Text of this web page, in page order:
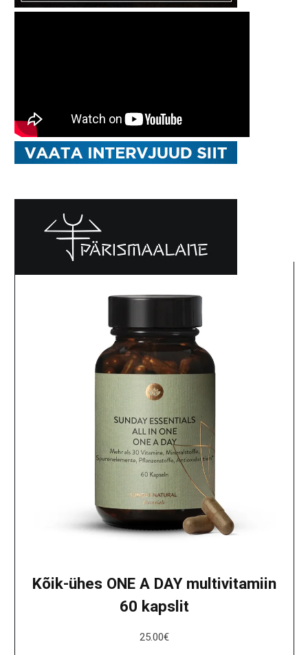
Kõik-ühes ONE A DAY multivitamiin
60 kapslit
25.00€